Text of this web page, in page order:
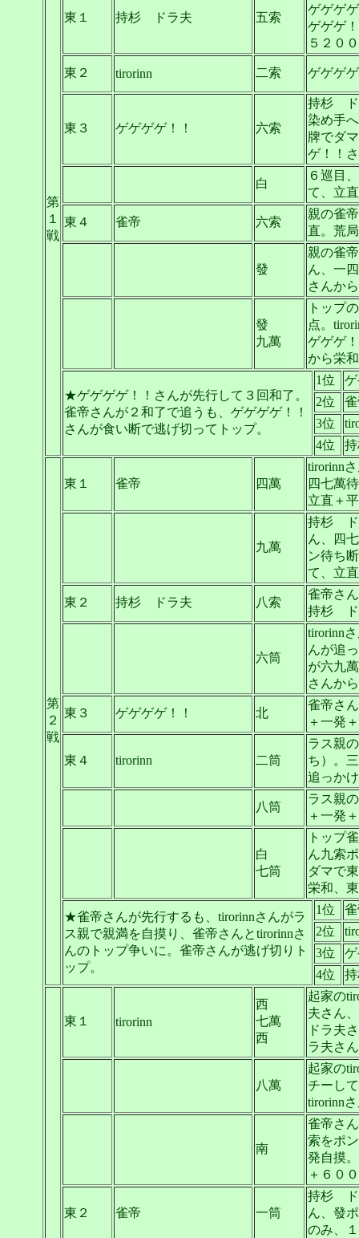
第
１
戦
東１ 持杉 ドラ夫 五索
ゲゲゲ
ゲゲゲ
５２０
東２ tirorinn 二索 ゲゲゲ
東３ ゲゲゲゲ！！ 六索
持杉 ド
染め手
牌でダ
ゲ！！
白
６巡目
て、立
東４ 雀帝 六索
親の雀
直。荒
發
親の雀
ん、一
さんか
發
九萬
トップ
点。
ゲゲゲ
から栄
★ゲゲゲゲ！！さんが先行して３回和了。
雀帝さんが２和了で追うも、ゲゲゲゲ！！
さんが食い断で逃げ切ってトップ。
1位
2位
3位
4位
第
２
戦
東１ 雀帝 四萬
tirorinn
四七萬
立直＋
九萬
持杉 ド
ん、四
ン待ち
て、立
東２ 持杉 ドラ夫 八索
雀帝さ
持杉 ド
六筒
tirorinn
んが追
が六九
さんか
東３ ゲゲゲゲ！！ 北
雀帝さ
＋一発
東４ tirorinn 二筒
ラス親
ち）。
追っか
八筒
ラス親
＋一発
白
七筒
トップ
ん九索
ダマで
栄和、
★雀帝さんが先行するも、tirorinnさんがラ
ス親で親満を自摸り、雀帝さんとtirorinnさ
んのトップ争いに。雀帝さんが逃げ切りト
ップ。
1位
2位
3位
4位
東１ tirorinn
西
七萬
西
起家の
夫さん
ドラ夫
ラ夫さ
八萬
起家の
チーし
tirorinn
南
雀帝さ
索をポ
発自摸
＋６０
東２ 雀帝 一筒
持杉 ド
ん、發
のみ、